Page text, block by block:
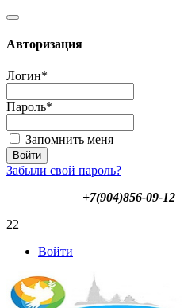
Авторизация
Логин*
Пароль*
Запомнить меня
Забыли свой пароль?
+7(904)856-09-12
22
Войти